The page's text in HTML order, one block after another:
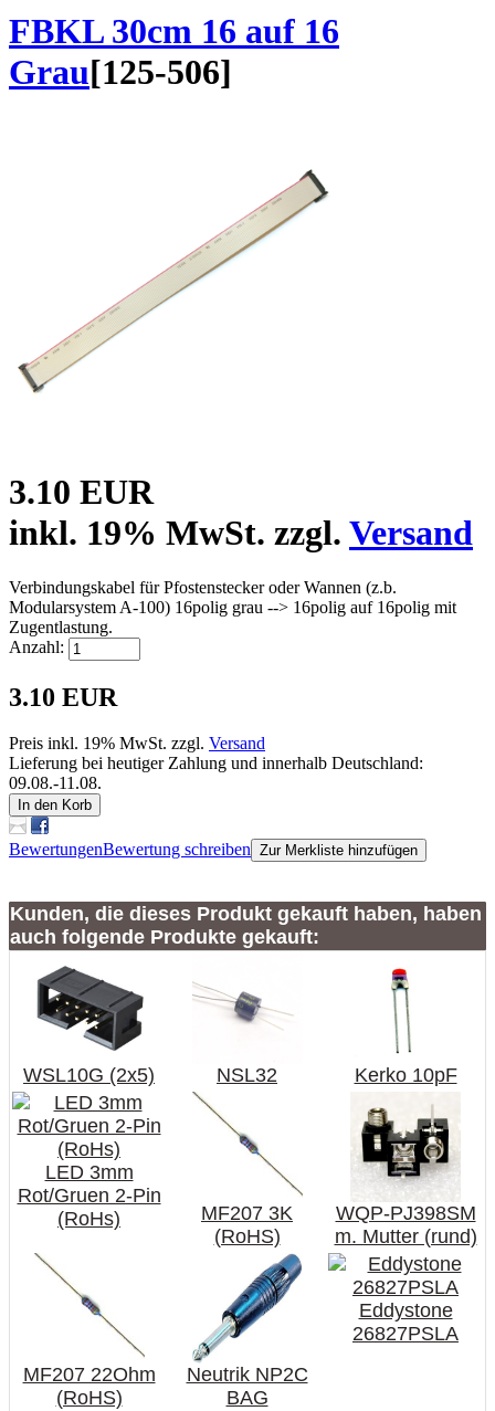
FBKL 30cm 16 auf 16
Grau[125-506]
3.10 EUR
inkl. 19% MwSt. zzgl. Versand
Verbindungskabel für Pfostenstecker oder Wannen (z.b.
Modularsystem A-100) 16polig grau --> 16polig auf 16polig mit
Zugentlastung.
Anzahl:
3.10 EUR
Preis inkl. 19% MwSt. zzgl. Versand
Lieferung bei heutiger Zahlung und innerhalb Deutschland:
09.08.-11.08.
In den Korb
BewertungenBewertung schreiben Zur Merkliste hinzufügen
Kunden, die dieses Produkt gekauft haben, haben
auch folgende Produkte gekauft:
WSL10G (2x5) NSL32 Kerko 10pF
LED 3mm
Rot/Gruen 2-Pin
(RoHs)
MF207 3K
(RoHS)
WQP-PJ398SM
m. Mutter (rund)
MF207 22Ohm
(RoHS)
Neutrik NP2C
BAG
Eddystone
26827PSLA